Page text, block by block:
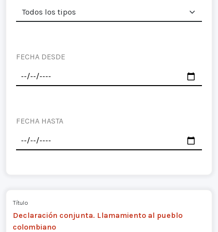
FECHA DESDE
FECHA HASTA
Título
Declaración conjunta. Llamamiento al pueblo
colombiano